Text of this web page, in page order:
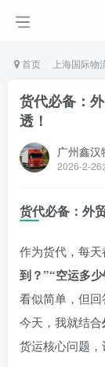
首页 上海国际物
货代必备：
透！
广州鑫汉
2026-2-26
货代必备：外
作为货代，每天
到？”“空运多
看似简单，但回
今天，我就结合
货运核心问题